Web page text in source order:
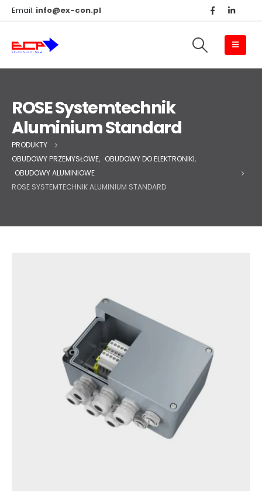
Email: info@ex-con.pl
ROSE Systemtechnik
Aluminium Standard
PRODUKTY
OBUDOWY PRZEMYSŁOWE, OBUDOWY DO ELEKTRONIKI,
OBUDOWY ALUMINIOWE
ROSE SYSTEMTECHNIK ALUMINIUM STANDARD